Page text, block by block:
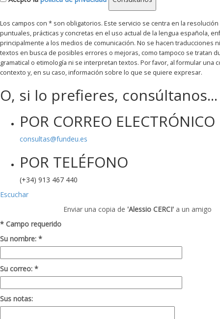
Los campos con * son obligatorios
O, si lo prefieres, consúltanos...
POR CORREO ELECTRÓNICO
consultas@fundeu.es
POR TELÉFONO
(+34) 913 467 440
Escuchar
Enviar una copia de 'Alessio CERCI' a un amigo
* Campo requerido
Su nombre: *
Su correo: *
Sus notas: